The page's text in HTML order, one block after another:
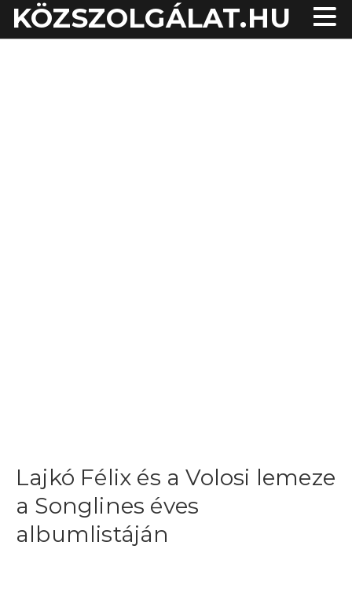
KÖZSZOLGÁLAT.HU
Lajkó Félix és a Volosi lemeze
a Songlines éves
albumlistáján